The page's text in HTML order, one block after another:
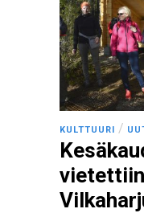
KULTTUURI /